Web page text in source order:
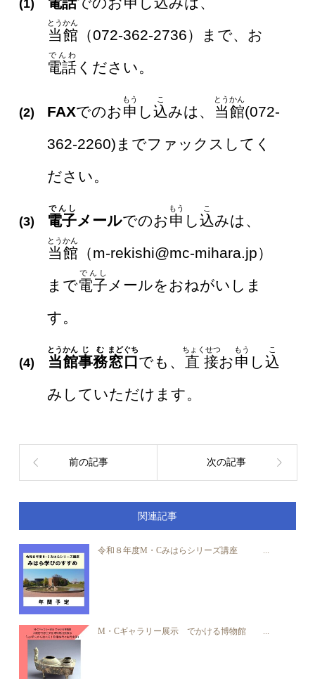
(1)
当館
とうかん
（072-362-2736）まで、お
電話
でんわ
ください。
(2) FAXでのお申
もう
し込
こ
みは、 当館
とうかん
(072-
362-2260)までファックスしてく
ださい。
(3) 電子
でんし
メールでのお申
もう
し込
こ
みは、
当館
とうかん
（m-rekishi@mc-mihara.jp）
まで電子
でんし
メールをおねがいしま
す。
(4) 当館
とうかん
事務
じむ
窓口
まどぐち
でも、 直接
ちょくせつ
お申
もう
し込
こ
みしていただけます。
前の記事 次の記事
関連記事
令和８年度M・Cみはらシリーズ講座 ...
M・Cギャラリー展示 でかける博物館 ...